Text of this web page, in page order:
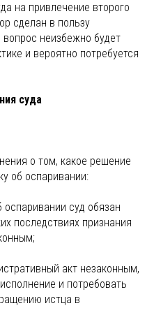
на привлечение второго
сделан в пользу
неизбежно будет
и вероятно потребуется
суда
о том, какое решение
об оспаривании:
оспаривании суд обязан
последствиях признания
акт незаконным,
и потребовать
истца в